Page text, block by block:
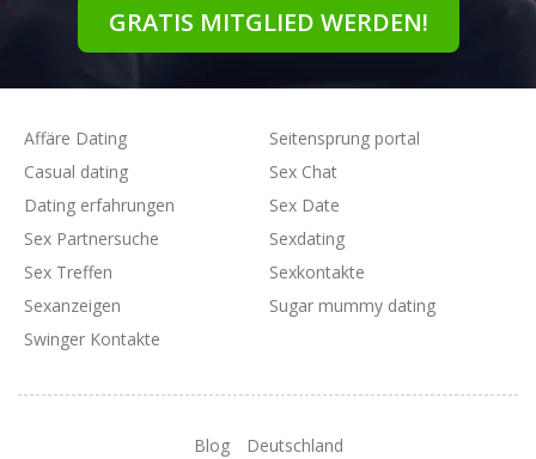
GRATIS MITGLIED WERDEN!
Affäre Dating
Casual dating
Dating erfahrungen
Seitensprung portal
Sex Chat
Sex Date
Sex Partnersuche
Sex Treffen
Sexanzeigen
Sexdating
Sexkontakte
Sugar mummy dating
Swinger Kontakte
Blog Deutschland